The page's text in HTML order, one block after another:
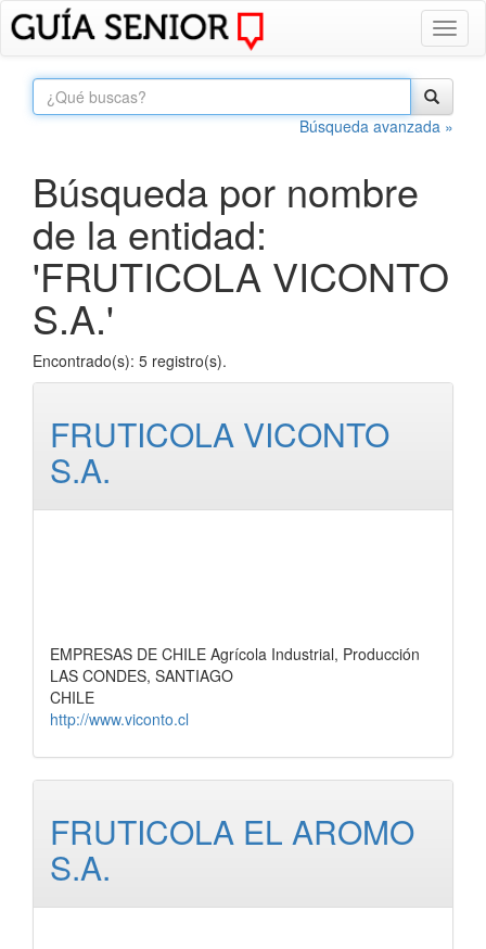
Búsqueda avanzada »
Búsqueda por nombre
de la entidad:
'FRUTICOLA VICONTO
S.A.'
Encontrado(s): 5 registro(s).
FRUTICOLA VICONTO
S.A.
EMPRESAS DE CHILE Agrícola Industrial, Producción
LAS CONDES, SANTIAGO
CHILE
http://www.viconto.cl
FRUTICOLA EL AROMO
S.A.